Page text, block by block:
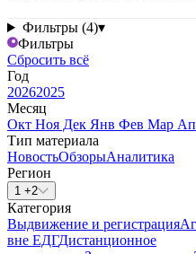
Фильтры (4)▾
Фильтры
Сбросить всё
Год
20262025
Месяц
Окт Ноя Дек Янв Фев Мар
Тип материала
НовостьОбзорыАналитика
Регион
1 +2
Категория
Выдвижение и регистрация
вне ЕДГДистанционное